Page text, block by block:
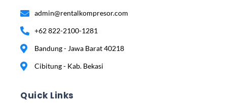
admin@rentalkompresor.com
+62 822-2100-1281
Bandung - Jawa Barat 40218
Cibitung - Kab. Bekasi
Quick Links